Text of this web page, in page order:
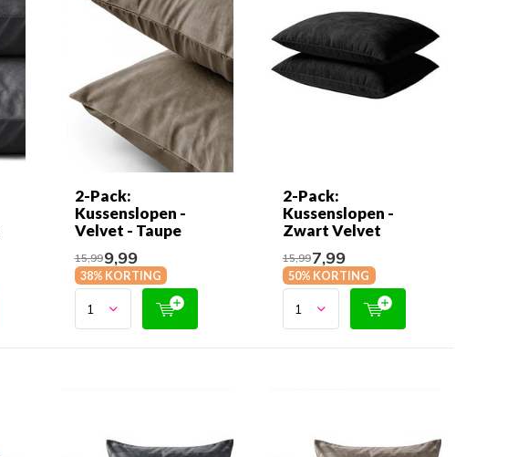
2-Pack:
Kussenslopen -
Velvet - Taupe
15,999,99
38% KORTING
2-Pack:
Kussenslopen -
Zwart Velvet
15,997,99
50% KORTING